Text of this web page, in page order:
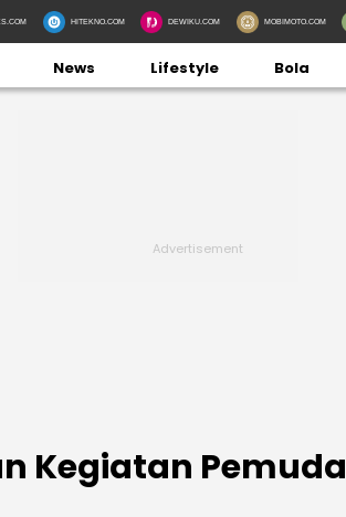
HITEKNO.COM DEWIKU.COM MOBIMOTO.COM
News Lifestyle Bola
Kegiatan Pemuda